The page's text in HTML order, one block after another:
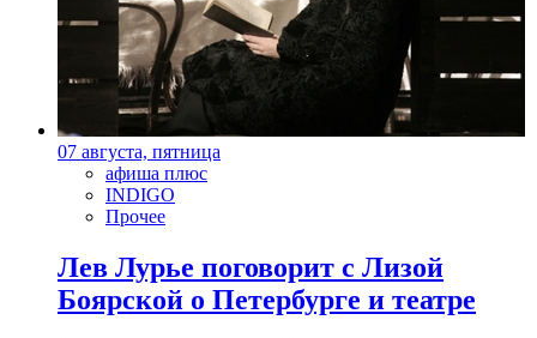
07 августа, пятница
афиша плюс
INDIGO
Прочее
Лев Лурье поговорит с Лизой
Боярской о Петербурге и театре